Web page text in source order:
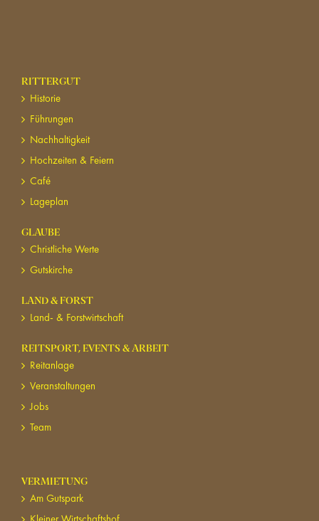
RITTERGUT
Historie
Führungen
Nachhaltigkeit
Hochzeiten & Feiern
Café
Lageplan
GLAUBE
Christliche Werte
Gutskirche
LAND & FORST
Land- & Forstwirtschaft
REITSPORT, EVENTS & ARBEIT
Reitanlage
Veranstaltungen
Jobs
Team
VERMIETUNG
Am Gutspark